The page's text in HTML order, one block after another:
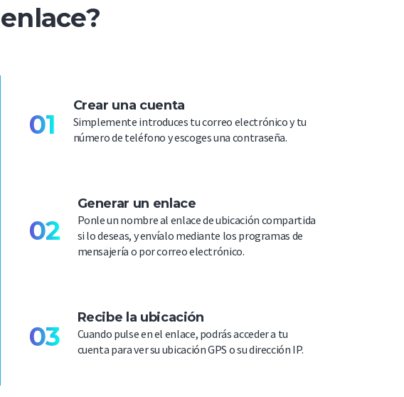
enlace?
01
Crear una cuenta
Simplemente introduces tu correo electrónico y tu
número de teléfono y escoges una contraseña.
02
Generar un enlace
Ponle un nombre al enlace de ubicación compartida
si lo deseas, y envíalo mediante los programas de
mensajería o por correo electrónico.
03
Recibe la ubicación
Cuando pulse en el enlace, podrás acceder a tu
cuenta para ver su ubicación GPS o su dirección IP.